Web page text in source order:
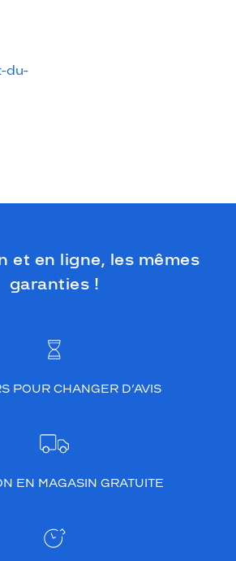
du-
et en ligne, les mêmes
garanties !
POUR CHANGER D’AVIS
EN MAGASIN GRATUITE